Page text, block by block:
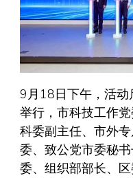
9月18日下午，活
举行，市科技工作
科委副主任、市外
委、致公党市委秘
委、组织部部长、